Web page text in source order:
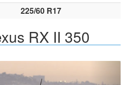
225/60 R17
RX II 350